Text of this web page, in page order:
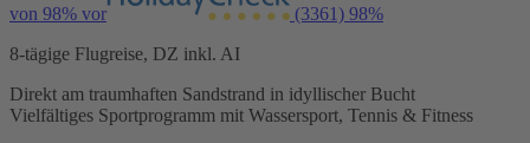
von 98% vor (3361) 98%
8-tägige Flugreise, DZ inkl. AI
Direkt am traumhaften Sandstrand in idyllischer Bucht
Vielfältiges Sportprogramm mit Wassersport, Tennis & Fitness